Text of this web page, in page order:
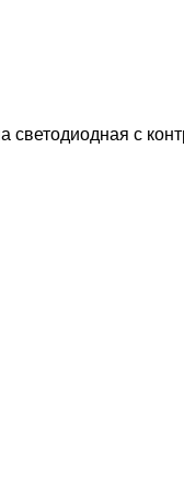
светодиодная с